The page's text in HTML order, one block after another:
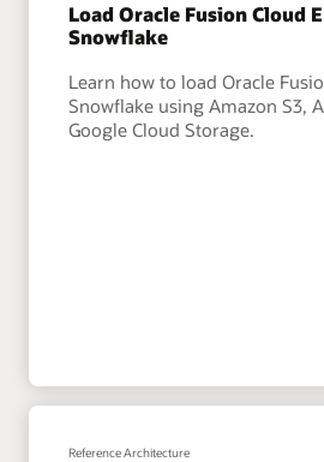
Load Oracle Fusion Cloud
Snowflake
Learn how to load Oracle
Snowflake using Amazon S3,
Google Cloud Storage.
Reference Architecture